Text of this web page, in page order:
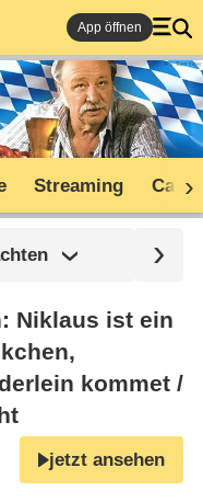
App öffnen
Streaming Cast
Niklaus ist ein
kommet /​
jetzt ansehen